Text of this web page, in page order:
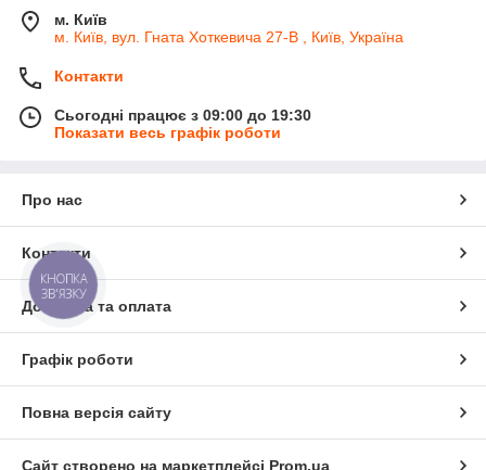
м. Київ
м. Київ, вул. Гната Хоткевича 27-В , Київ, Україна
Контакти
Сьогодні працює з 09:00 до 19:30
Показати весь графік роботи
Про нас
Контакти
Доставка та оплата
Графік роботи
Повна версія сайту
Сайт створено на маркетплейсі Prom.ua
КНОПКА
ЗВ'ЯЗКУ